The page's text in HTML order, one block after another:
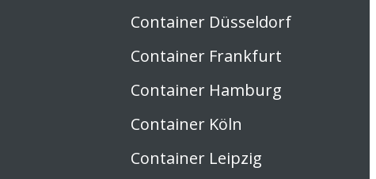
Container Düsseldorf
Container Frankfurt
Container Hamburg
Container Köln
Container Leipzig